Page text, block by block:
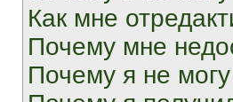
Как мне
Почему мне
Почему я не